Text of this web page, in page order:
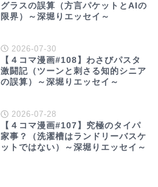
グラスの誤算（方言パケットとAIの
限界）～深堀りエッセイ～
2026-07-30
【４コマ漫画#108】わさびパスタ
激闘記（ツーンと刺さる知的シニア
の誤算）～深堀りエッセイ～
2026-07-28
【４コマ漫画#107】究極のタイパ
家事？（洗濯槽はランドリーバスケ
ットではない）～深堀りエッセイ～